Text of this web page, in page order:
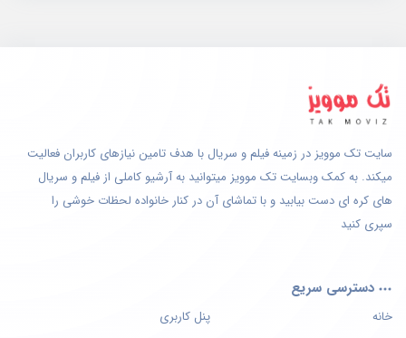
سایت تک موویز در زمینه فیلم و سریال با هدف تامین نیازهای کاربران فعالیت
میکند. به کمک وبسایت تک موویز میتوانید به آرشیو کاملی از فیلم و سریال
های کره ای دست بیابید و با تماشای آن در کنار خانواده لحظات خوشی را
سپری کنید
دسترسی سریع
خانه
پنل کاربری